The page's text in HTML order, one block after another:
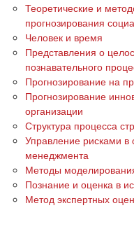
Теоретические и
прогнозирования
Человек и время
Представления о
познавательного
Прогнозирование на
Прогнозирование
организации
Структура процесса
Управление рисками в
менеджмента
Методы
Познание и оценка в
Метод экспертных